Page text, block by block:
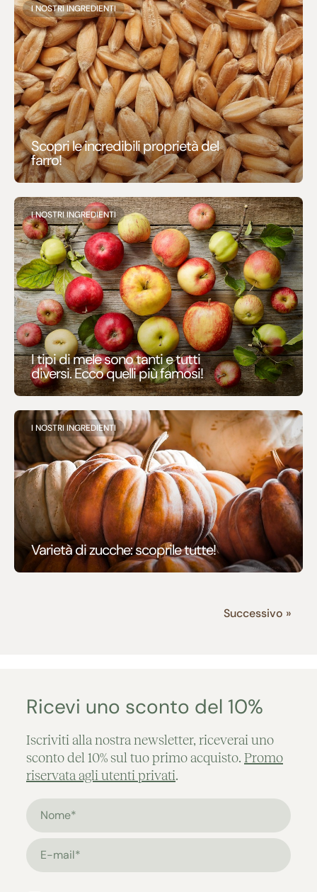
I NOSTRI INGREDIENTI
Scopri le incredibili proprietà del
farro!
I NOSTRI INGREDIENTI
I tipi di mele sono tanti e tutti
diversi. Ecco quelli più famosi!
I NOSTRI INGREDIENTI
Varietà di zucche: scoprile tutte!
Successivo »
Ricevi uno sconto del 10%
Iscriviti alla nostra newsletter, riceverai uno
sconto del 10% sul tuo primo acquisto. Promo
riservata agli utenti privati.